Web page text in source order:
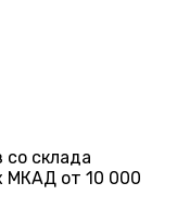
со склада
МКАД от 10 000